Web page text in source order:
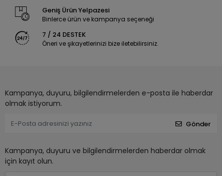
Geniş Ürün Yelpazesi
Binlerce ürün ve kampanya seçeneği
7 / 24 DESTEK
Öneri ve şikayetlerinizi bize iletebilirsiniz.
Kampanya, duyuru, bilgilendirmelerden e-posta ile haberdar
olmak istiyorum.
Gönder
Kampanya, duyuru ve bilgilendirmelerden haberdar olmak
için kayıt olun.